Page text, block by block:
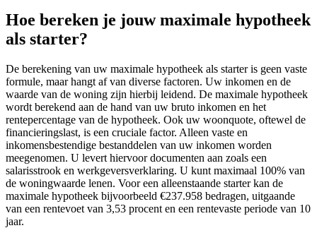
Hoe bereken je jouw maximale hypotheek
als starter?
De berekening van uw maximale hypotheek als starter is geen vaste
formule, maar hangt af van diverse factoren. Uw inkomen en de
waarde van de woning zijn hierbij leidend. De maximale hypotheek
wordt berekend aan de hand van uw bruto inkomen en het
rentepercentage van de hypotheek. Ook uw woonquote, oftewel de
financieringslast, is een cruciale factor. Alleen vaste en
inkomensbestendige bestanddelen van uw inkomen worden
meegenomen. U levert hiervoor documenten aan zoals een
salarisstrook en werkgeversverklaring. U kunt maximaal 100% van
de woningwaarde lenen. Voor een alleenstaande starter kan de
maximale hypotheek bijvoorbeeld €237.958 bedragen, uitgaande
van een rentevoet van 3,53 procent en een rentevaste periode van 10
jaar.